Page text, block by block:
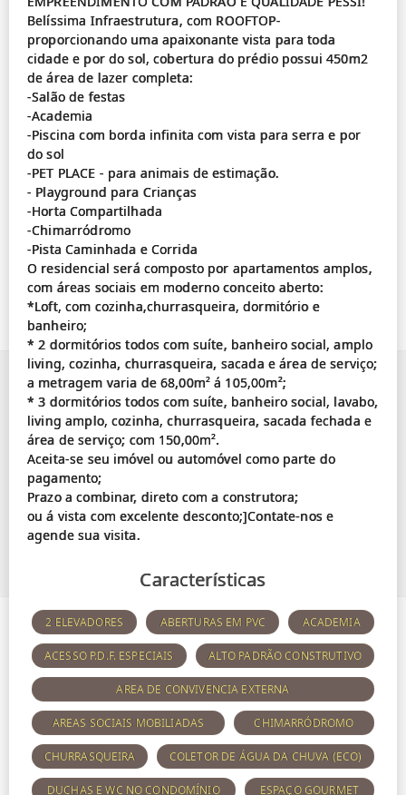
Belíssima Infraestrutura, com ROOFTOP-
proporcionando uma apaixonante vista para toda
cidade e por do sol, cobertura do prédio possui 450m2
de área de lazer completa:
-Salão de festas
-Academia
-Piscina com borda infinita com vista para serra e por
do sol
-PET PLACE - para animais de estimação.
- Playground para Crianças
-Horta Compartilhada
-Chimarródromo
-Pista Caminhada e Corrida
O residencial será composto por apartamentos amplos,
com áreas sociais em moderno conceito aberto:
*Loft, com cozinha,churrasqueira, dormitório e
banheiro;
* 2 dormitórios todos com suíte, banheiro social, amplo
living, cozinha, churrasqueira, sacada e área de serviço;
a metragem varia de 68,00m² á 105,00m²;
* 3 dormitórios todos com suíte, banheiro social, lavabo,
living amplo, cozinha, churrasqueira, sacada fechada e
área de serviço; com 150,00m².
Aceita-se seu imóvel ou automóvel como parte do
pagamento;
Prazo a combinar, direto com a construtora;
ou á vista com excelente desconto;]Contate-nos e
Características
2 ELEVADORES ABERTURAS EM PVC ACADEMIA
ACESSO P.D.F. ESPECIAIS ALTO PADRÃO CONSTRUTIVO
AREA DE CONVIVENCIA EXTERNA
AREAS SOCIAIS MOBILIADAS CHIMARRÓDROMO
CHURRASQUEIRA COLETOR DE ÁGUA DA CHUVA (ECO)
DUCHAS E WC NO CONDOMÍNIO ESPAÇO GOURMET